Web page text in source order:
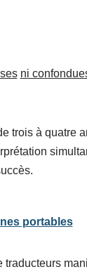
ni
trois à quatre
portables